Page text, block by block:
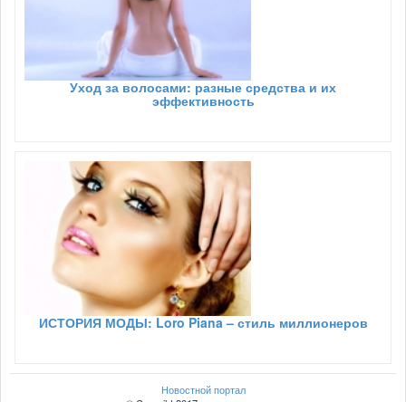
Уход за волосами: разные средства и их
эффективность
ИСТОРИЯ МОДЫ: Loro Piana – стиль миллионеров
Новостной портал